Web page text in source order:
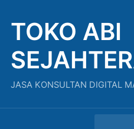
TOKO ABI
JASA KONSULTAN DIGITAL